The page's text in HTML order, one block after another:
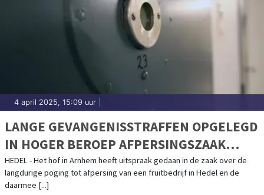
4 april 2025, 15:09 uur
LANGE GEVANGENISSTRAFFEN OPGELEGD
IN HOGER BEROEP AFPERSINGSZAAK
FRUITHANDEL UIT HEDEL
HEDEL - Het hof in Arnhem heeft uitspraak gedaan in de zaak over de
langdurige poging tot afpersing van een fruitbedrijf in Hedel en de
daarmee [...]